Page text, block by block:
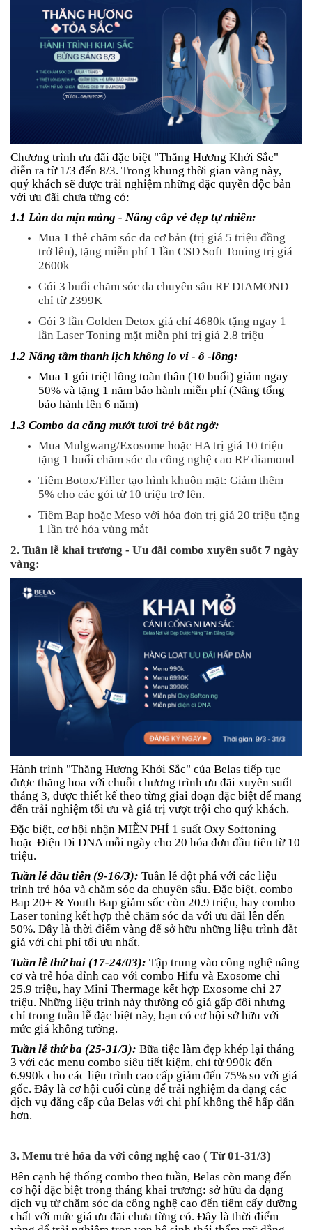
Chương trình ưu đãi đặc biệt "Thăng Hương Khởi Sắc"
diễn ra từ 1/3 đến 8/3. Trong khung thời gian vàng này,
quý khách sẽ được trải nghiệm những đặc quyền độc bản
với ưu đãi chưa từng có:
1.1 Làn da mịn màng - Nâng cấp vẻ đẹp tự nhiên:
Mua 1 thẻ chăm sóc da cơ bản (trị giá 5 triệu đồng
trở lên), tặng miễn phí 1 lần CSD Soft Toning trị giá
2600k
Gói 3 buổi chăm sóc da chuyên sâu RF DIAMOND
chỉ từ 2399K
Gói 3 lần Golden Detox giá chỉ 4680k tặng ngay 1
lần Laser Toning mặt miễn phí trị giá 2,8 triệu
1.2 Nâng tầm thanh lịch không lo vi - ô -lông:
Mua 1 gói triệt lông toàn thân (10 buổi) giảm ngay
50% và tặng 1 năm bảo hành miễn phí (Nâng tổng
bảo hành lên 6 năm)
1.3 Combo da căng mướt tươi trẻ bất ngờ:
Mua Mulgwang/Exosome hoặc HA trị giá 10 triệu
tặng 1 buổi chăm sóc da công nghệ cao RF diamond
Tiêm Botox/Filler tạo hình khuôn mặt: Giảm thêm
5% cho các gói từ 10 triệu trở lên.
Tiêm Bap hoặc Meso với hóa đơn trị giá 20 triệu tặng
1 lần trẻ hóa vùng mắt
2. Tuần lễ khai trương - Ưu đãi combo xuyên suốt 7 ngày
vàng:
Hành trình "Thăng Hương Khởi Sắc" của Belas tiếp tục
được thăng hoa với chuỗi chương trình ưu đãi xuyên suốt
tháng 3, được thiết kế theo từng giai đoạn đặc biệt để mang
đến trải nghiệm tối ưu và giá trị vượt trội cho quý khách.
Đặc biệt, cơ hội nhận MIỄN PHÍ 1 suất Oxy Softoning
hoặc Điện Di DNA mỗi ngày cho 20 hóa đơn đầu tiên từ 10
triệu.
Tuần lễ đầu tiên (9-16/3): Tuần lễ đột phá với các liệu
trình trẻ hóa và chăm sóc da chuyên sâu. Đặc biệt, combo
Bap 20+ & Youth Bap giảm sốc còn 20.9 triệu, hay combo
Laser toning kết hợp thẻ chăm sóc da với ưu đãi lên đến
50%. Đây là thời điểm vàng để sở hữu những liệu trình đắt
giá với chi phí tối ưu nhất.
Tuần lễ thứ hai (17-24/03): Tập trung vào công nghệ nâng
cơ và trẻ hóa đỉnh cao với combo Hifu và Exosome chỉ
25.9 triệu, hay Mini Thermage kết hợp Exosome chỉ 27
triệu. Những liệu trình này thường có giá gấp đôi nhưng
chỉ trong tuần lễ đặc biệt này, bạn có cơ hội sở hữu với
mức giá không tưởng.
Tuần lễ thứ ba (25-31/3): Bữa tiệc làm đẹp khép lại tháng
3 với các menu combo siêu tiết kiệm, chỉ từ 990k đến
6.990k cho các liệu trình cao cấp giảm đến 75% so với giá
gốc. Đây là cơ hội cuối cùng để trải nghiệm đa dạng các
dịch vụ đẳng cấp của Belas với chi phí không thể hấp dẫn
hơn.
3. Menu trẻ hóa da với công nghệ cao ( Từ 01-31/3)
Bên cạnh hệ thống combo theo tuần, Belas còn mang đến
cơ hội đặc biệt trong tháng khai trương: sở hữu đa dạng
dịch vụ từ chăm sóc da công nghệ cao đến tiêm cấy dưỡng
chất với mức giá ưu đãi chưa từng có. Đây là thời điểm